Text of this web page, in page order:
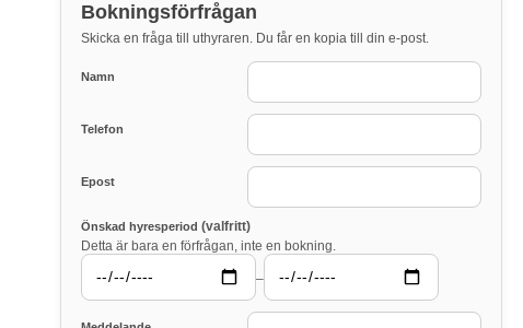
Bokningsförfrågan
Skicka en fråga till uthyraren. Du får en kopia till din e-post.
Namn
Telefon
Epost
Önskad hyresperiod (valfritt)
Detta är bara en förfrågan, inte en bokning.
–